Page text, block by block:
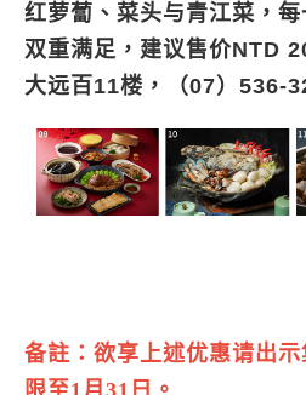
红萝蔔、菜头与青江菜，
双重满足，建议售价NTD
大远百11楼，（07）536-
备註：欲享上述优惠请出